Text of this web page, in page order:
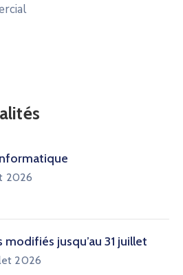
2026
modifiés jusqu’au 31 juillet
2026